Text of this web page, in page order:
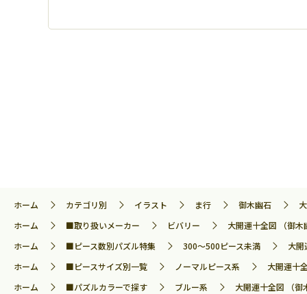
ホーム カテゴリ別 イラスト ま行 御木幽石
ホーム
■取り扱いメーカー ビバリー
大開運十全図 （御
ホーム
■ピース数別パズル特集 300～500ピース未満
大
ホーム
■ピースサイズ別一覧 ノーマルピース系
大開運十
ホーム
■パズルカラーで探す ブルー系
大開運十全図 （